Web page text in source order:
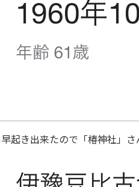
起き出来たので「椿神社」さ